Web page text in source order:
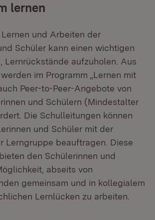
lernen
und Arbeiten der
Schüler kann einen wichtigen
Lernrückstände aufzuholen. Aus
im Programm „Lernen mit
Peer-to-Peer-Angebote von
und Schülern (Mindestalter
Die Schulleitungen können
und Schüler mit der
Lerngruppe beauftragen. Diese
den Schülerinnen und
abseits von
gemeinsam und in kollegialem
Lernlücken zu arbeiten.